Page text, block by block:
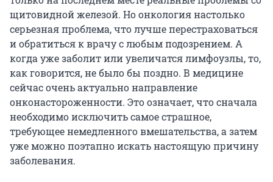
щитовидной железой. Но онкология настолько
серьезная проблема, что лучше перестраховаться
и обратиться к врачу с любым подозрением. А
когда уже заболит или увеличатся лимфоузлы, то,
как говорится, не было бы поздно. В медицине
сейчас очень актуально направление
онконастороженности. Это означает, что сначала
необходимо исключить самое страшное,
требующее немедленного вмешательства, а затем
уже можно поэтапно искать настоящую причину
заболевания.